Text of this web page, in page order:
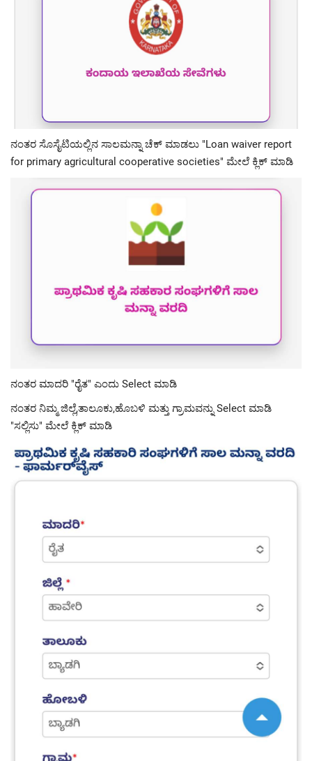
ನಂತರ ಸೊಸೈಟಿಯಲ್ಲಿನ ಸಾಲಮನ್ನಾ ಚೆಕ್ ಮಾಡಲು "Loan waiver report
for primary agricultural cooperative societies" ಮೇಲೆ ಕ್ಲಿಕ್ ಮಾಡಿ
ನಂತರ ಮಾದರಿ "ರೈತ" ಎಂದು Select ಮಾಡಿ
ನಂತರ ನಿಮ್ಮ ಜಿಲ್ಲೆ,ತಾಲೂಕು,ಹೊಬಳಿ ಮತ್ತು ಗ್ರಾಮವನ್ನು Select ಮಾಡಿ
"ಸಲ್ಲಿಸು" ಮೇಲೆ ಕ್ಲಿಕ್ ಮಾಡಿ